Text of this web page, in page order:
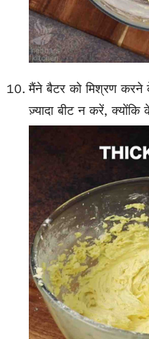
मैंने बैटर को मिश्रण करने
ज़्यादा बीट न करें,